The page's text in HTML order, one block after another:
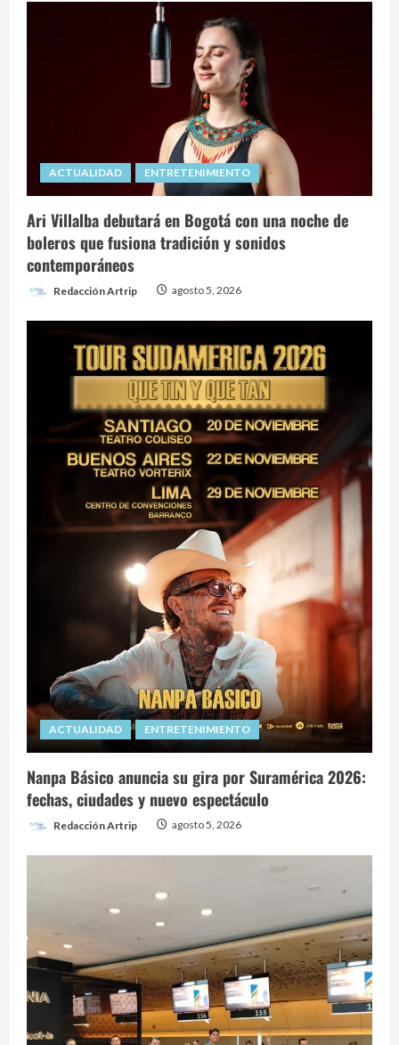
ACTUALIDAD ENTRETENIMIENTO
Ari Villalba debutará en Bogotá con una noche de
boleros que fusiona tradición y sonidos
contemporáneos
Redacción Artrip agosto 5, 2026
ACTUALIDAD ENTRETENIMIENTO
Nanpa Básico anuncia su gira por Suramérica 2026:
fechas, ciudades y nuevo espectáculo
Redacción Artrip agosto 5, 2026